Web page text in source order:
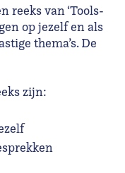
reeks van ‘Tools-
op jezelf en als
thema’s. De
zijn: